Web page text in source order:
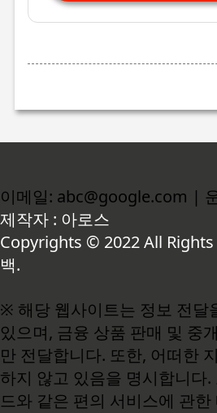
이메일: abc@google.com |
제작자 : 아로스
Copyrights © 2022 All Rights
백.
※ 해당 웹사이트는 정보 전달
있으며, 금융 상품 판매 및 중
만 전달합니다. 또한, 어떠한
하지 않고 있음을 명시합니다
드와 같은 편의 서비스에 관